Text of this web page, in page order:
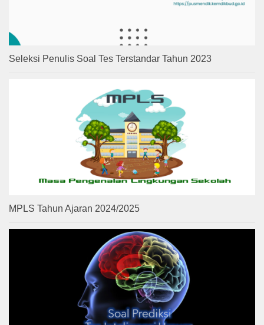
Seleksi Penulis Soal Tes Terstandar Tahun 2023
MPLS Tahun Ajaran 2024/2025